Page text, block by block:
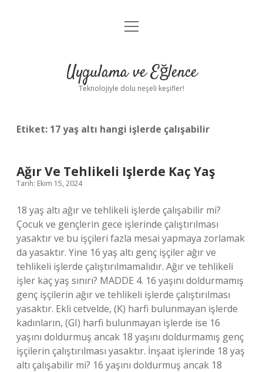
Anasayfa
Yasal Uyarı
menüyü
Uygulama ve Eğlence
Teknolojiyle dolu neşeli keşifler!
Etiket: 17 yaş altı hangi işlerde çalışabilir
Ağır Ve Tehlikeli Işlerde Kaç Yaş
Tarih: Ekim 15, 2024
18 yaş altı ağır ve tehlikeli işlerde çalışabilir mi?
Çocuk ve gençlerin gece işlerinde çalıştırılması
yasaktır ve bu işçileri fazla mesai yapmaya zorlamak
da yasaktır. Yine 16 yaş altı genç işçiler ağır ve
tehlikeli işlerde çalıştırılmamalıdır. Ağır ve tehlikeli
işler kaç yaş sınırı? MADDE 4. 16 yaşını doldurmamış
genç işçilerin ağır ve tehlikeli işlerde çalıştırılması
yasaktır. Ekli cetvelde, (K) harfi bulunmayan işlerde
kadınların, (GI) harfi bulunmayan işlerde ise 16
yaşını doldurmuş ancak 18 yaşını doldurmamış genç
işçilerin çalıştırılması yasaktır. İnşaat işlerinde 18 yaş
altı çalışabilir mi? 16 yaşını doldurmuş ancak 18